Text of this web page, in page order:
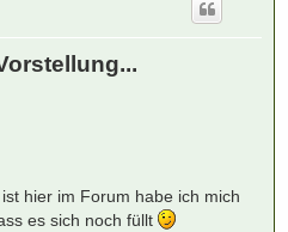
hier im Forum habe ich mich
es sich noch füllt